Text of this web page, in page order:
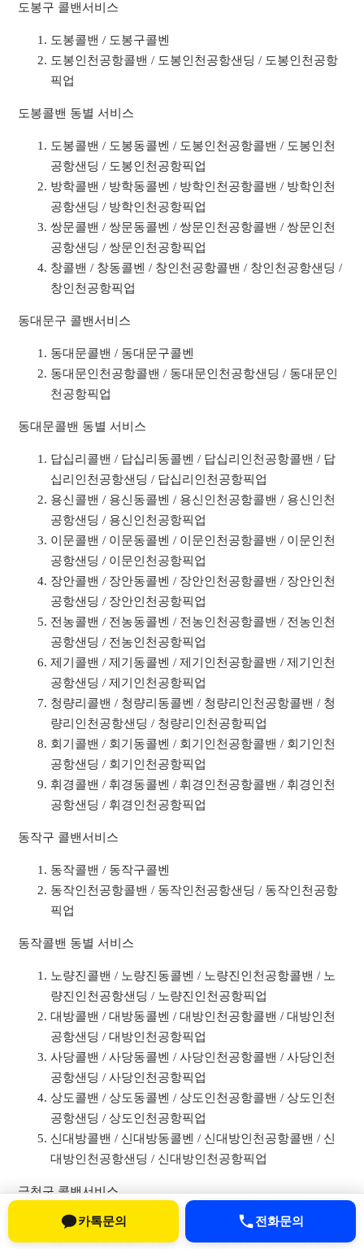
도봉구 콜밴서비스
도봉콜밴 / 도봉구콜벤
도봉인천공항콜밴 / 도봉인천공항샌딩 / 도봉인천공항
픽업
도봉콜밴 동별 서비스
도봉콜밴 / 도봉동콜벤 / 도봉인천공항콜밴 / 도봉인천
공항샌딩 / 도봉인천공항픽업
방학콜밴 / 방학동콜벤 / 방학인천공항콜밴 / 방학인천
공항샌딩 / 방학인천공항픽업
쌍문콜밴 / 쌍문동콜벤 / 쌍문인천공항콜밴 / 쌍문인천
공항샌딩 / 쌍문인천공항픽업
창콜밴 / 창동콜벤 / 창인천공항콜밴 / 창인천공항샌딩 /
창인천공항픽업
동대문구 콜밴서비스
동대문콜밴 / 동대문구콜벤
동대문인천공항콜밴 / 동대문인천공항샌딩 / 동대문인
천공항픽업
동대문콜밴 동별 서비스
답십리콜밴 / 답십리동콜벤 / 답십리인천공항콜밴 / 답
십리인천공항샌딩 / 답십리인천공항픽업
용신콜밴 / 용신동콜벤 / 용신인천공항콜밴 / 용신인천
공항샌딩 / 용신인천공항픽업
이문콜밴 / 이문동콜벤 / 이문인천공항콜밴 / 이문인천
공항샌딩 / 이문인천공항픽업
장안콜밴 / 장안동콜벤 / 장안인천공항콜밴 / 장안인천
공항샌딩 / 장안인천공항픽업
전농콜밴 / 전농동콜벤 / 전농인천공항콜밴 / 전농인천
공항샌딩 / 전농인천공항픽업
제기콜밴 / 제기동콜벤 / 제기인천공항콜밴 / 제기인천
공항샌딩 / 제기인천공항픽업
청량리콜밴 / 청량리동콜벤 / 청량리인천공항콜밴 / 청
량리인천공항샌딩 / 청량리인천공항픽업
회기콜밴 / 회기동콜벤 / 회기인천공항콜밴 / 회기인천
공항샌딩 / 회기인천공항픽업
휘경콜밴 / 휘경동콜벤 / 휘경인천공항콜밴 / 휘경인천
공항샌딩 / 휘경인천공항픽업
동작구 콜밴서비스
동작콜밴 / 동작구콜벤
동작인천공항콜밴 / 동작인천공항샌딩 / 동작인천공항
픽업
동작콜밴 동별 서비스
노량진콜밴 / 노량진동콜벤 / 노량진인천공항콜밴 / 노
량진인천공항샌딩 / 노량진인천공항픽업
대방콜밴 / 대방동콜벤 / 대방인천공항콜밴 / 대방인천
공항샌딩 / 대방인천공항픽업
사당콜밴 / 사당동콜벤 / 사당인천공항콜밴 / 사당인천
공항샌딩 / 사당인천공항픽업
상도콜밴 / 상도동콜벤 / 상도인천공항콜밴 / 상도인천
공항샌딩 / 상도인천공항픽업
신대방콜밴 / 신대방동콜벤 / 신대방인천공항콜밴 / 신
대방인천공항샌딩 / 신대방인천공항픽업
금천구 콜밴서비스
금천콜밴 / 금천구콜벤
금천인천공항콜밴 / 금천인천공항샌딩 / 금천인천공항
카톡문의 전화문의